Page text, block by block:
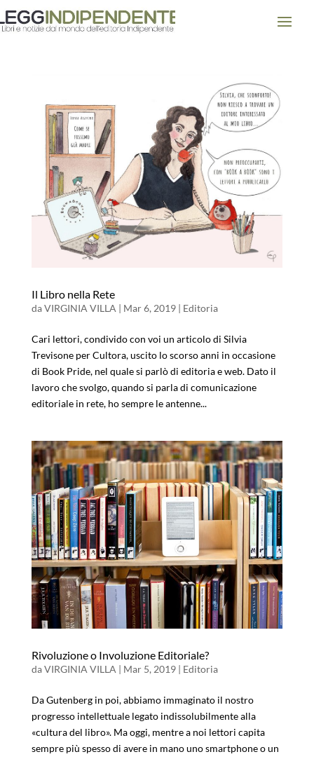
Il Libro nella Rete
daVIRGINIA VILLA | Mar 6, 2019| Editoria
Cari lettori, condivido con voi un articolo di Silvia
Trevisone per Cultora, uscito lo scorso anni in occasione
di Book Pride, nel quale si parlò di editoria e web. Dato il
lavoro che svolgo, quando si parla di comunicazione
editoriale in rete, ho sempre le antenne...
Rivoluzione o Involuzione Editoriale?
daVIRGINIA VILLA | Mar 5, 2019| Editoria
Da Gutenberg in poi, abbiamo immaginato il nostro
progresso intellettuale legato indissolubilmente alla
«cultura del libro». Ma oggi, mentre a noi lettori capita
sempre più spesso di avere in mano uno smartphone o un